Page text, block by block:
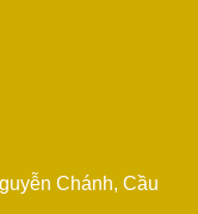
Chánh, Cầu